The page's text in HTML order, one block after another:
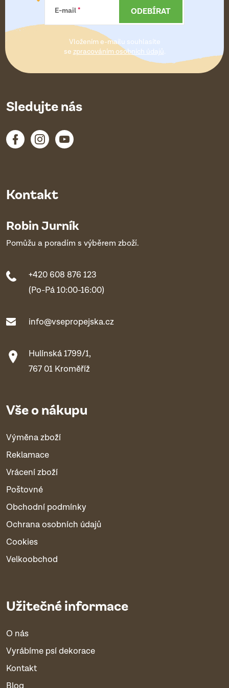
t
E-mail
Vložením e-mailu souhlasíte
se zpracováním osobních údajů.
ODEBÍRAT
Kontakt
Robin Jurník
Pomůžu a poradím s výběrem zboží.
+420 608 876 123
(Po-Pá 10:00-16:00)
info@vsepropejska.cz
Hulínská 1799/1,
767 01 Kroměříž
Vše o nákupu
Výměna zboží
Reklamace
Vrácení zboží
Poštovné
Obchodní podmínky
Ochrana osobních údajů
Cookies
Velkoobchod
Užitečné informace
O nás
Vyrábíme psí dekorace
Kontakt
Blog
Sledujte nás